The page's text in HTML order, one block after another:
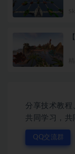
分享技术教程
共同学习，共
QQ交流群